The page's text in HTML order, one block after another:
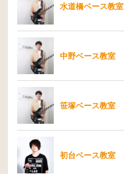
水道橋ベース教室
中野ベース教室
笹塚ベース教室
初台ベース教室